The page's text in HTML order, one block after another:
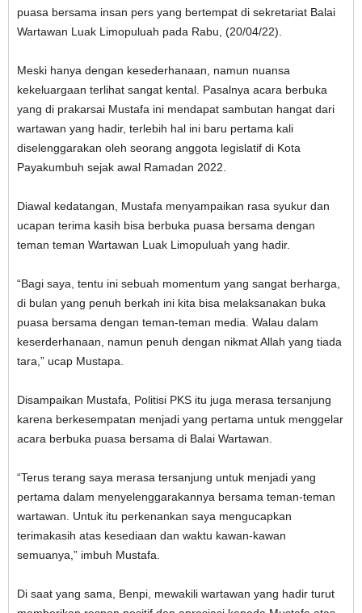
puasa bersama insan pers yang bertempat di sekretariat Balai
Wartawan Luak Limopuluah pada Rabu, (20/04/22).
Meski hanya dengan kesederhanaan, namun nuansa
kekeluargaan terlihat sangat kental. Pasalnya acara berbuka
yang di prakarsai Mustafa ini mendapat sambutan hangat dari
wartawan yang hadir, terlebih hal ini baru pertama kali
diselenggarakan oleh seorang anggota legislatif di Kota
Payakumbuh sejak awal Ramadan 2022.
Diawal kedatangan, Mustafa menyampaikan rasa syukur dan
ucapan terima kasih bisa berbuka puasa bersama dengan
teman teman Wartawan Luak Limopuluah yang hadir.
“Bagi saya, tentu ini sebuah momentum yang sangat berharga,
di bulan yang penuh berkah ini kita bisa melaksanakan buka
puasa bersama dengan teman-teman media. Walau dalam
keserderhanaan, namun penuh dengan nikmat Allah yang tiada
tara,” ucap Mustapa.
Disampaikan Mustafa, Politisi PKS itu juga merasa tersanjung
karena berkesempatan menjadi yang pertama untuk menggelar
acara berbuka puasa bersama di Balai Wartawan.
“Terus terang saya merasa tersanjung untuk menjadi yang
pertama dalam menyelenggarakannya bersama teman-teman
wartawan. Untuk itu perkenankan saya mengucapkan
terimakasih atas kesediaan dan waktu kawan-kawan
semuanya,” imbuh Mustafa.
Di saat yang sama, Benpi, mewakili wartawan yang hadir turut